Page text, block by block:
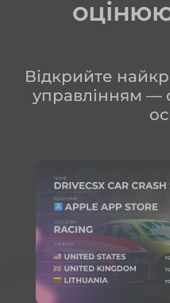
Відкрийте найкращі ігри під нашим
управлінням —